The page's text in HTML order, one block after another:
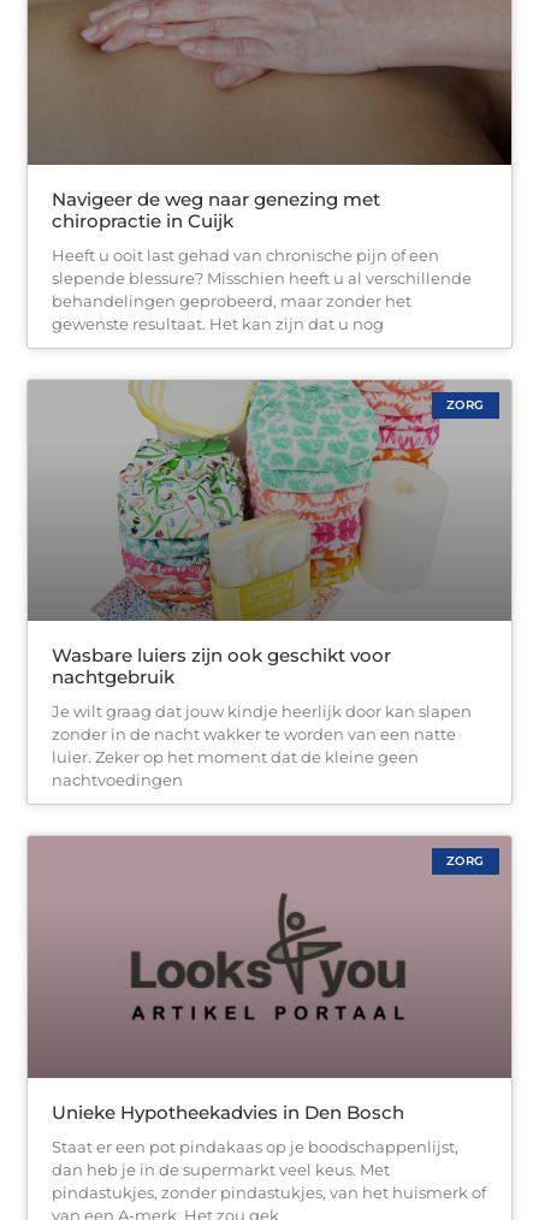
Navigeer de weg naar genezing met
chiropractie in Cuijk
Heeft u ooit last gehad van chronische pijn of een
slepende blessure? Misschien heeft u al verschillende
behandelingen geprobeerd, maar zonder het
gewenste resultaat. Het kan zijn dat u nog
ZORG
Wasbare luiers zijn ook geschikt voor
nachtgebruik
Je wilt graag dat jouw kindje heerlijk door kan slapen
zonder in de nacht wakker te worden van een natte
luier. Zeker op het moment dat de kleine geen
nachtvoedingen
ZORG
Unieke Hypotheekadvies in Den Bosch
Staat er een pot pindakaas op je boodschappenlijst,
dan heb je in de supermarkt veel keus. Met
pindastukjes, zonder pindastukjes, van het huismerk of
van een A-merk. Het zou gek